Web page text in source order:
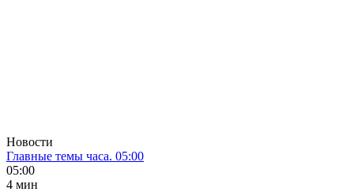
Новости
Главные темы часа. 05:00
05:00
4 мин